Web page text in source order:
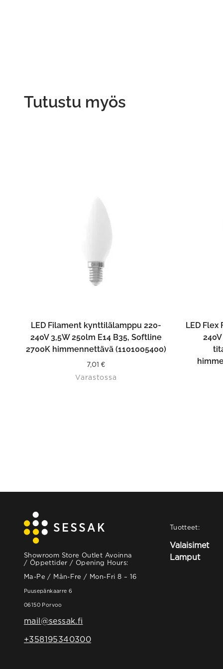
Tutustu myös
LISÄÄ OSTOSKORIIN
LED Filament kynttilälamppu 220-
240V 3,5W 250lm E14 B35, Softline
2700K himmennettävä (1101005400)
7,01€
Varastossa
LED
Showroom Store Outlet Avoinna
/ Öppettider / Opening Hours:
Ma-Pe / Mån-Fre / Mon-Fri 8 – 16
Puusepänkaarre 6
06150 Porvoo
mail@sessak.fi
+358195340300
Tuotteet:
Valaisimet
Lamput